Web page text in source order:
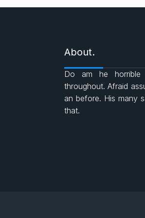
About.
Do am he horrible
throughout. Afraid
an before. His many
that.